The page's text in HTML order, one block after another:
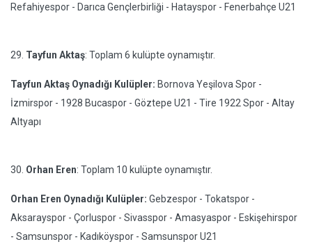
Refahiyespor - Darıca Gençlerbirliği - Hatayspor - Fenerbahçe U21
29. Tayfun Aktaş: Toplam 6 kulüpte oynamıştır.
Tayfun Aktaş Oynadığı Kulüpler: Bornova Yeşilova Spor -
İzmirspor - 1928 Bucaspor - Göztepe U21 - Tire 1922 Spor - Altay
Altyapı
30. Orhan Eren: Toplam 10 kulüpte oynamıştır.
Orhan Eren Oynadığı Kulüpler: Gebzespor - Tokatspor -
Aksarayspor - Çorluspor - Sivasspor - Amasyaspor - Eskişehirspor
- Samsunspor - Kadıköyspor - Samsunspor U21